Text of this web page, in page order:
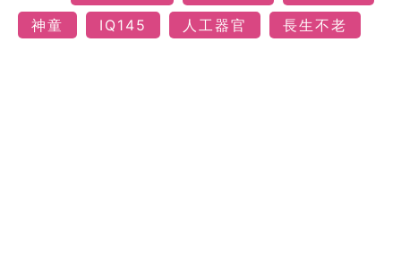
神童
IQ145 人工器官 長生不老